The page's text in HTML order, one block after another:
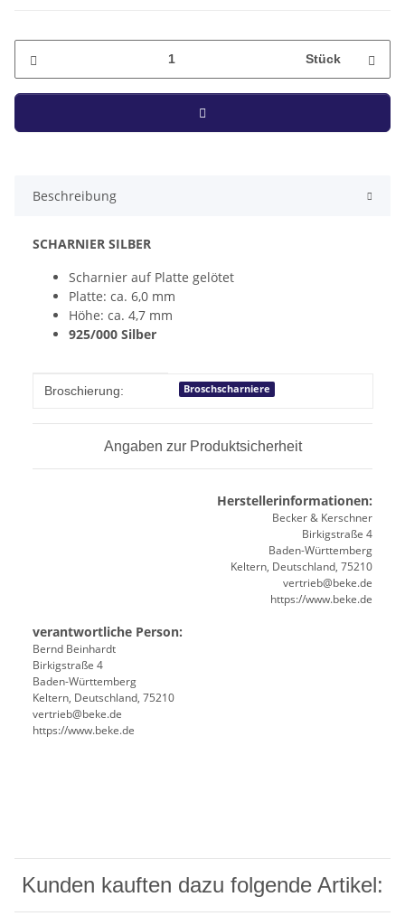
Stück
Beschreibung
SCHARNIER SILBER
Scharnier auf Platte gelötet
Platte: ca. 6,0 mm
Höhe: ca. 4,7 mm
925/000 Silber
Produkteigenschaft
Wert
Broschierung: Broschscharniere
Angaben zur Produktsicherheit
Herstellerinformationen:
Becker & Kerschner
Birkigstraße 4
Baden-Württemberg
Keltern, Deutschland, 75210
vertrieb@beke.de
https://www.beke.de
verantwortliche Person:
Bernd Beinhardt
Birkigstraße 4
Baden-Württemberg
Keltern, Deutschland, 75210
vertrieb@beke.de
https://www.beke.de
Kunden kauften dazu folgende Artikel: